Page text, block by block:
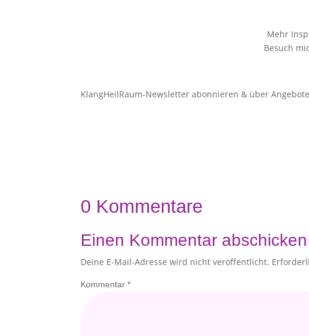
Mehr
Besuch
KlangHeilRaum-Newsletter abonnieren & über
0 Kommentare
Einen Kommentar abschicken
Deine E-Mail-Adresse wird nicht veröffentlicht.
Kommentar*